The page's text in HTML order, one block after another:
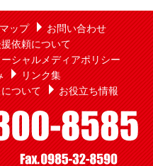
ップ
お問い合わせ
依頼について
ーシャルメディアポリシー
リンク集
ついて お役立ち情報